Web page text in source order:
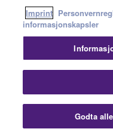
Imprint
informasjonskapsler
Godta